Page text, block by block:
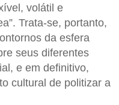
volátil e
Trata-se, portanto,
da esfera
seus diferentes
e em definitivo,
cultural de politizar a